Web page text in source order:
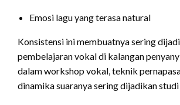
Emosi lagu yang terasa natural
Konsistensi ini membuatnya sering
pembelajaran vokal di kalangan
dalam workshop vokal, teknik
dinamika suaranya sering dijadikan studi